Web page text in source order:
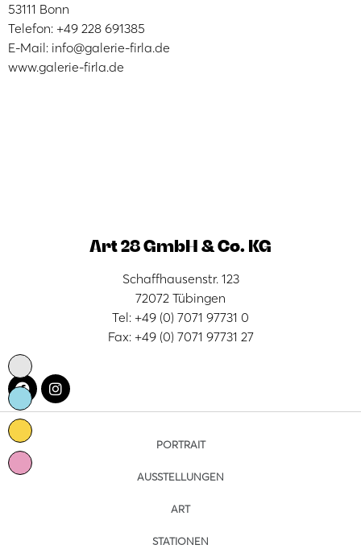
53111 Bonn
Telefon: +49 228 691385
E-Mail: info@galerie-firla.de
www.galerie-firla.de
Art 28 GmbH & Co. KG
Schaffhausenstr. 123
72072 Tübingen
Tel: +49 (0) 7071 97731 0
Fax: +49 (0) 7071 97731 27
PORTRAIT
AUSSTELLUNGEN
ART
STATIONEN